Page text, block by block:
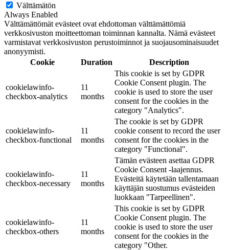
Välttämätön
Always Enabled
Välttämättömät evästeet ovat ehdottoman välttämättömiä
verkkosivuston moitteettoman toiminnan kannalta. Nämä evästeet
varmistavat verkkosivuston perustoiminnot ja suojausominaisuudet
anonyymisti.
Cookie
Duration Description
cookielawinfo-
checkbox-analytics
11
months
This cookie is set by GDPR
Cookie Consent plugin. The
cookie is used to store the user
consent for the cookies in the
category "Analytics".
cookielawinfo-
checkbox-functional
11
months
The cookie is set by GDPR
cookie consent to record the user
consent for the cookies in the
category "Functional".
cookielawinfo-
checkbox-necessary
11
months
Tämän evästeen asettaa GDPR
Cookie Consent -laajennus.
Evästeitä käytetään tallentamaan
käyttäjän suostumus evästeiden
luokkaan "Tarpeellinen".
cookielawinfo-
checkbox-others
11
months
This cookie is set by GDPR
Cookie Consent plugin. The
cookie is used to store the user
consent for the cookies in the
category "Other.